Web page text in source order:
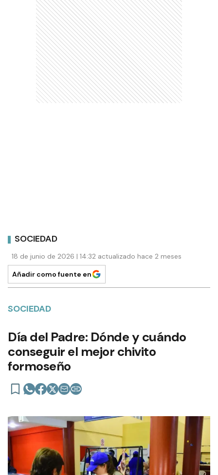
SOCIEDAD
18 de junio de 2026 | 14:32 actualizado hace 2 meses
Añadir como fuente en
SOCIEDAD
Día del Padre: Dónde y cuándo
conseguir el mejor chivito
formoseño